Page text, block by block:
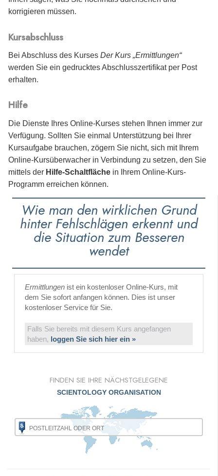
korrigieren müssen.
Kursabschluss
Bei Abschluss des Kurses Der Kurs „Ermittlungen“
werden Sie ein gedrucktes Abschlusszertifikat per Post
erhalten.
Hilfe
Die Dienste Ihres Online-Kurses stehen Ihnen immer zur
Verfügung. Sollten Sie einmal Unterstützung bei Ihrer
Kursaufgabe brauchen, zögern Sie nicht, sich mit Ihrem
Online-Kursüberwacher in Verbindung zu setzen, den Sie
mittels der Hilfe-Schaltfläche in Ihrem Online-Kurs-
Programm erreichen können.
Wie man den wirklichen Grund
hinter Fehlschlägen erkennt und
die Situation zum Besseren
wendet
Ermittlungen ist ein kostenloser Online-Kurs, mit
dem Sie sofort anfangen können. Dies ist unser
kostenloser Service für Sie.
Falls Sie bereits mit diesem Kurs angefangen
haben, loggen Sie sich hier ein »
FINDEN SIE IHRE NÄCHSTGELEGENE
SCIENTOLOGY ORGANISATION